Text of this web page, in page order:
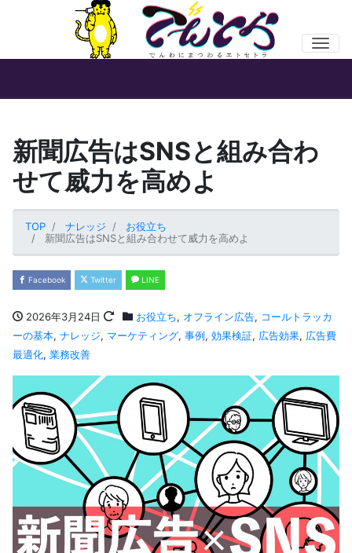
新聞広告はSNSと組み合わ
せて威力を高めよ
TOP ナレッジ
お役立ち
新聞広告はSNSと組み合わせて威力を高めよ
Facebook Twitter LINE
2026年3月24日 お役立ち, オフライン広告, コールトラッカ
ーの基本, ナレッジ, マーケティング, 事例, 効果検証, 広告効果, 広告費
最適化, 業務改善